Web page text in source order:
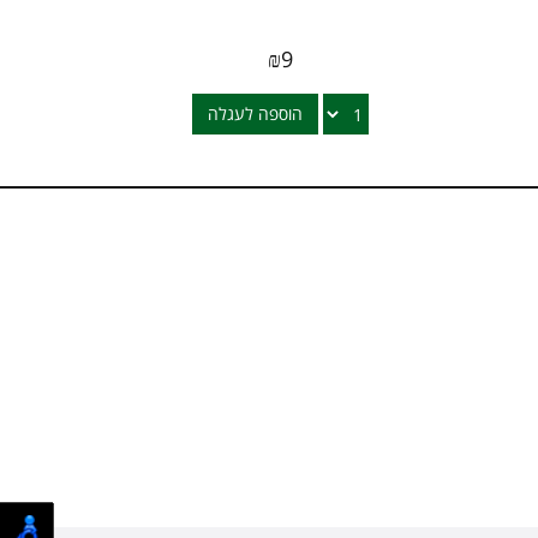
₪9
הוספה לעגלה